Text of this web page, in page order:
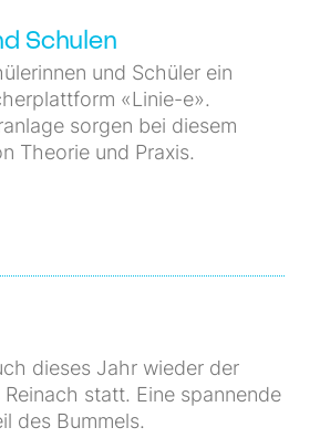
Schulen
und Schüler ein
«Linie-e».
sorgen bei diesem
Theorie und Praxis.
dieses Jahr wieder der
statt. Eine spannende
des Bummels.